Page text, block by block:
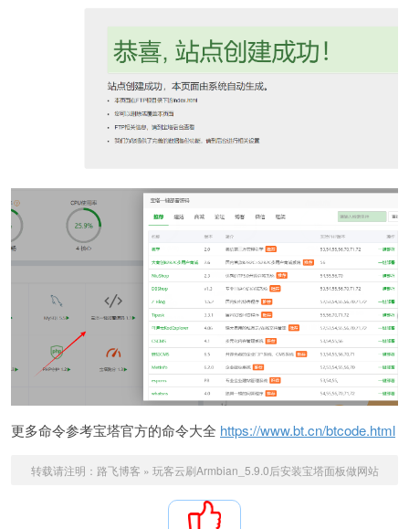
更多命令参考宝塔官方的命令大全 https://www.bt.cn/btcode.html
转载请注明： 路飞博客 » 玩客云刷Armbian_5.9.0后安装宝塔面板做网站